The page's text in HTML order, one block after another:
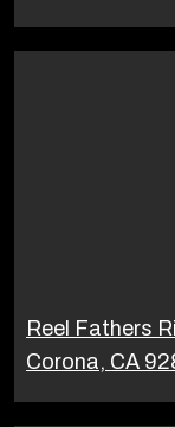
Reel Fathers
Corona, CA